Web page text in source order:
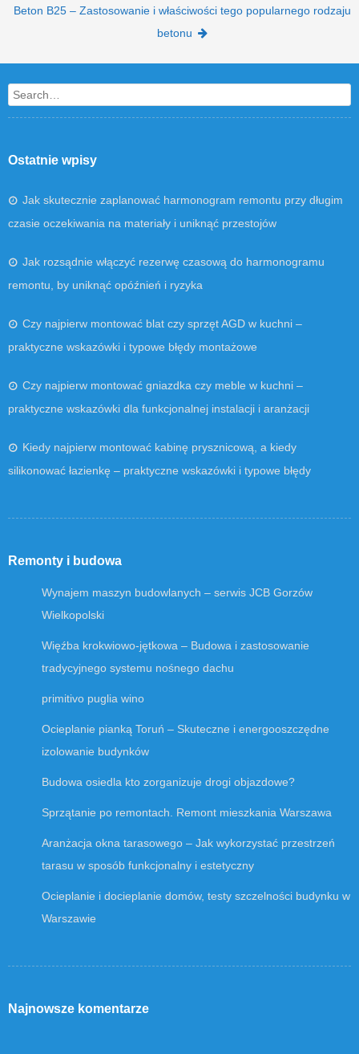
Beton B25 – Zastosowanie i właściwości tego popularnego rodzaju
betonu
Search
Ostatnie wpisy
Jak skutecznie zaplanować harmonogram remontu przy długim
czasie oczekiwania na materiały i uniknąć przestojów
Jak rozsądnie włączyć rezerwę czasową do harmonogramu
remontu, by uniknąć opóźnień i ryzyka
Czy najpierw montować blat czy sprzęt AGD w kuchni –
praktyczne wskazówki i typowe błędy montażowe
Czy najpierw montować gniazdka czy meble w kuchni –
praktyczne wskazówki dla funkcjonalnej instalacji i aranżacji
Kiedy najpierw montować kabinę prysznicową, a kiedy
silikonować łazienkę – praktyczne wskazówki i typowe błędy
Remonty i budowa
Wynajem maszyn budowlanych – serwis JCB Gorzów
Wielkopolski
Więźba krokwiowo-jętkowa – Budowa i zastosowanie
tradycyjnego systemu nośnego dachu
primitivo puglia wino
Ocieplanie pianką Toruń – Skuteczne i energooszczędne
izolowanie budynków
Budowa osiedla kto zorganizuje drogi objazdowe?
Sprzątanie po remontach. Remont mieszkania Warszawa
Aranżacja okna tarasowego – Jak wykorzystać przestrzeń
tarasu w sposób funkcjonalny i estetyczny
Ocieplanie i docieplanie domów, testy szczelności budynku w
Warszawie
Najnowsze komentarze